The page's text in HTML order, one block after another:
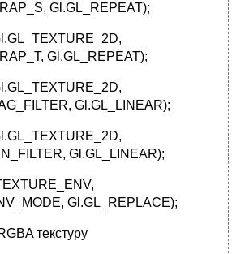
Gl.GL_REPEAT);
Gl.GL_REPEAT);
Gl.GL_LINEAR);
Gl.GL_LINEAR);
Gl.GL_REPLACE);
текстуру